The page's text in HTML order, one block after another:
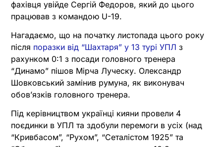
фахівця увійде Сергій Федоров, який до цього
працював з командою U-19.
Нагадаємо, що на початку листопада цього року
після поразки від “Шахтаря” у 13 турі УПЛ з
рахунком 0:1 з посади головного тренера
“Динамо” пішов Мірча Луческу. Олександр
Шовковський замінив румуна, як виконувач
обов’язків головного тренера.
Під керівництвом українці кияни провели 4
поєдинки в УПЛ та здобули перемоги в усіх (над
“Кривбасом”, “Рухом”, “Сеталістом 1925” та